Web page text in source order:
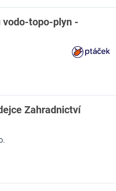
vodo-topo-plyn -
Zahradnictví